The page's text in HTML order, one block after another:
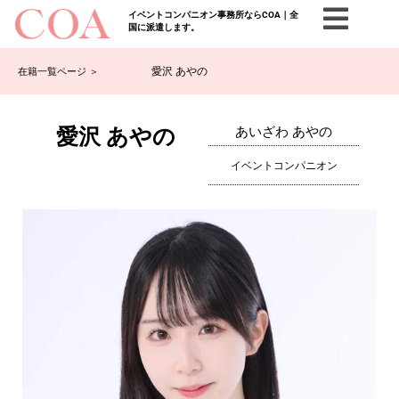
イベントコンパニオン事務所ならCOA｜全
国に派遣します。
在籍一覧ページ ＞ 愛沢 あやの
愛沢 あやの あいざわ あやの
イベントコンパニオン